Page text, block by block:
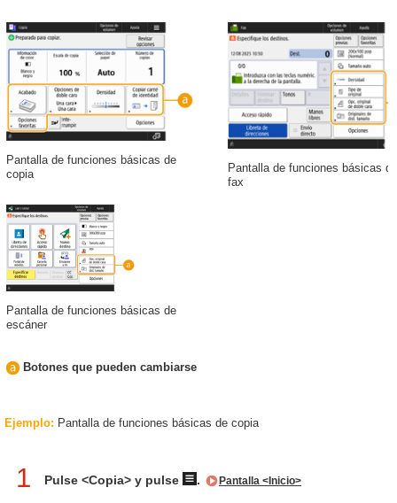
Pantalla de funciones básicas de
copia
Pantalla de funciones básicas de
fax
Pantalla de funciones básicas de
escáner
Botones que pueden cambiarse
Ejemplo: Pantalla de funciones básicas de copia
1 Pulse <Copia> y pulse . Pantalla <Inicio>